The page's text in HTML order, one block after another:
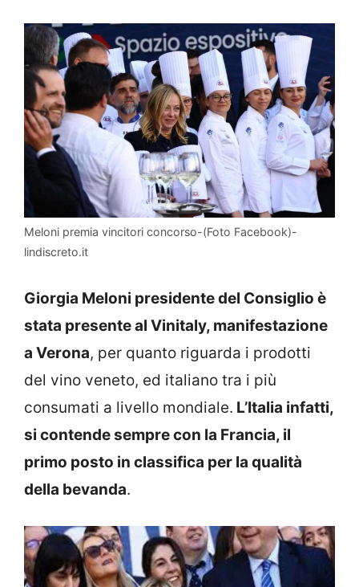
Meloni premia vincitori concorso-(Foto Facebook)-
lindiscreto.it
Giorgia Meloni presidente del Consiglio è
stata presente al Vinitaly, manifestazione
a Verona, per quanto riguarda i prodotti
del vino veneto, ed italiano tra i più
consumati a livello mondiale. L’Italia infatti,
si contende sempre con la Francia, il
primo posto in classifica per la qualità
della bevanda.